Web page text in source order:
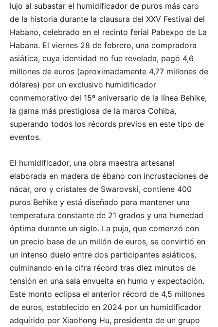
lujo al subastar el humidificador de puros más caro
de la historia durante la clausura del XXV Festival del
Habano, celebrado en el recinto ferial Pabexpo de La
Habana. El viernes 28 de febrero, una compradora
asiática, cuya identidad no fue revelada, pagó 4,6
millones de euros (aproximadamente 4,77 millones de
dólares) por un exclusivo humidificador
conmemorativo del 15º aniversario de la línea Behike,
la gama más prestigiosa de la marca Cohiba,
superando todos los récords previos en este tipo de
eventos.
El humidificador, una obra maestra artesanal
elaborada en madera de ébano con incrustaciones de
nácar, oro y cristales de Swarovski, contiene 400
puros Behike y está diseñado para mantener una
temperatura constante de 21 grados y una humedad
óptima durante un siglo. La puja, que comenzó con
un precio base de un millón de euros, se convirtió en
un intenso duelo entre dos participantes asiáticos,
culminando en la cifra récord tras diez minutos de
tensión en una sala envuelta en humo y expectación.
Este monto eclipsa el anterior récord de 4,5 millones
de euros, establecido en 2024 por un humidificador
adquirido por Xiaohong Hu, presidenta de un grupo